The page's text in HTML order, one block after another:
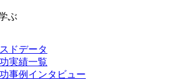
ぶ
ドデータ
実績一覧
事例インタビュー